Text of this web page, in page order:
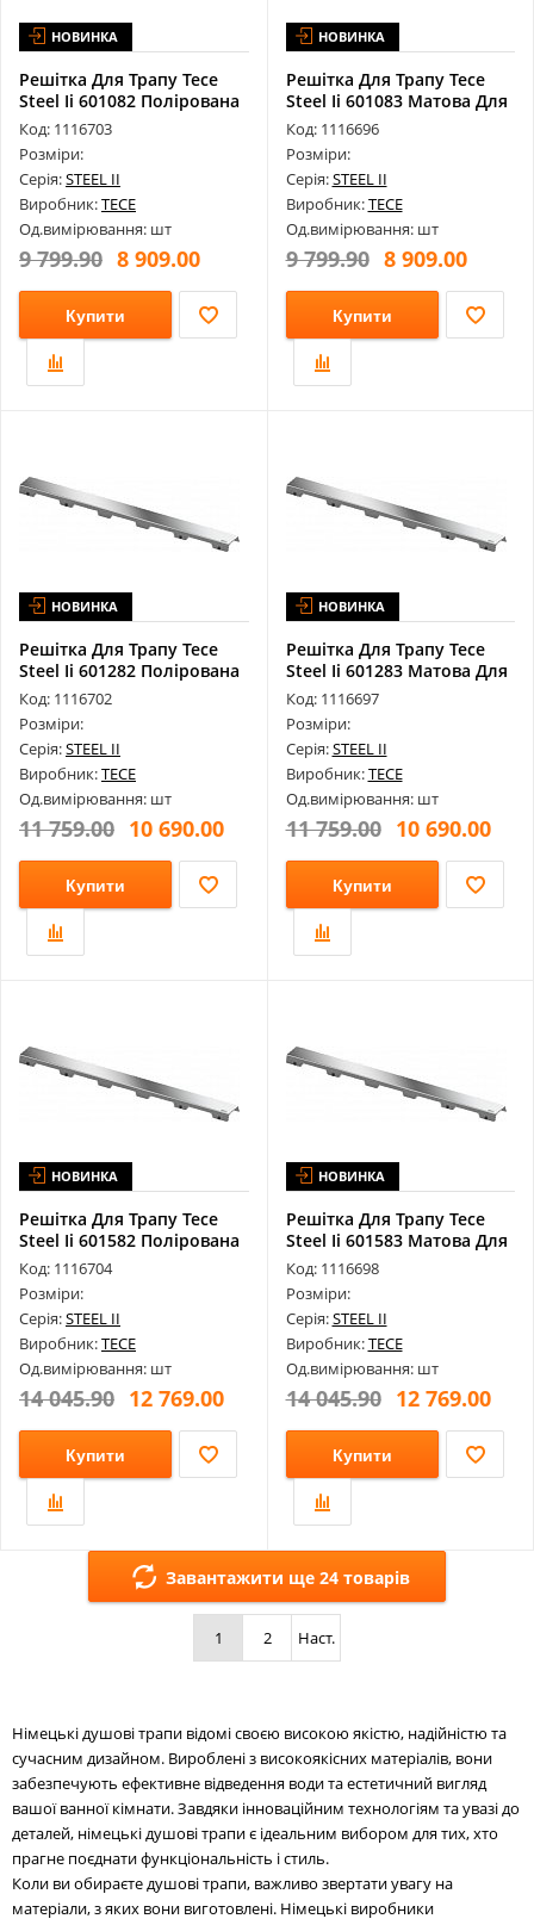
НОВИНКА
Решітка Для Трапу Tece
Steel Ii 601082 Полірована
Дл...
Код: 1116703
Розміри:
Серія:STEEL II
Виробник:TECE
Од.вимірювання: шт
9 799.90 8 909.00
Купити
НОВИНКА
Решітка Для Трапу Tece
Steel Ii 601083 Матова Для
Ка...
Код: 1116696
Розміри:
Серія:STEEL II
Виробник:TECE
Од.вимірювання: шт
9 799.90 8 909.00
Купити
НОВИНКА
Решітка Для Трапу Tece
Steel Ii 601282 Полірована
Дл...
Код: 1116702
Розміри:
Серія:STEEL II
Виробник:TECE
Од.вимірювання: шт
11 759.00 10 690.00
Купити
НОВИНКА
Решітка Для Трапу Tece
Steel Ii 601283 Матова Для
Ка...
Код: 1116697
Розміри:
Серія:STEEL II
Виробник:TECE
Од.вимірювання: шт
11 759.00 10 690.00
Купити
НОВИНКА
Решітка Для Трапу Tece
Steel Ii 601582 Полірована
Дл...
Код: 1116704
Розміри:
Серія:STEEL II
Виробник:TECE
Од.вимірювання: шт
14 045.90 12 769.00
Купити
НОВИНКА
Решітка Для Трапу Tece
Steel Ii 601583 Матова Для
Ка...
Код: 1116698
Розміри:
Серія:STEEL II
Виробник:TECE
Од.вимірювання: шт
14 045.90 12 769.00
Купити
Завантажити ще 24 товарів
1 2 Наст.
Німецькі душові трапи відомі своєю високою якістю, надійністю та
сучасним дизайном. Вироблені з високоякісних матеріалів, вони
забезпечують ефективне відведення води та естетичний вигляд
вашої ванної кімнати. Завдяки інноваційним технологіям та увазі до
деталей, німецькі душові трапи є ідеальним вибором для тих, хто
прагне поєднати функціональність і стиль.
Коли ви обираєте душові трапи, важливо звертати увагу на
матеріали, з яких вони виготовлені. Німецькі виробники